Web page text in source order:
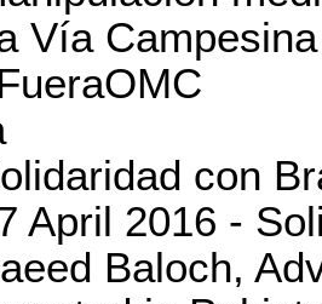
Vía
con
April 2016 -
Baloch,